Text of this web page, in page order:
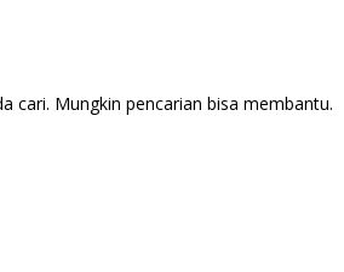
cari. Mungkin pencarian bisa membantu.